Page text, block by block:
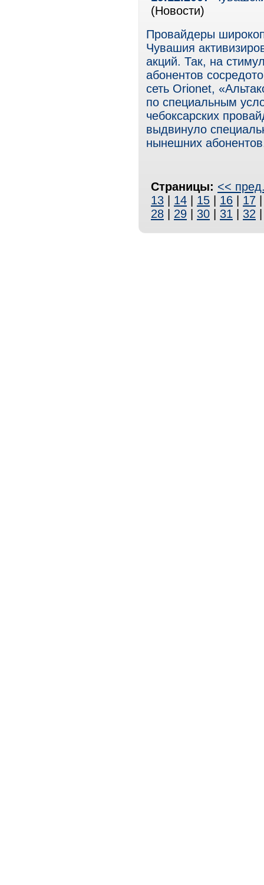
(Новости)
Провайдеры
Чувашия
акций. Так, на
абонентов
сеть Orionet,
по специальным
чебоксарских
выдвинуло
нынешних
Страницы: <<
13
14 15 16 17
28
29 30 31 32